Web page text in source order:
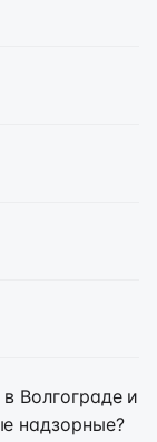
Волгограде и
надзорные?